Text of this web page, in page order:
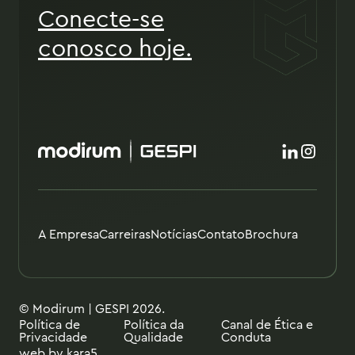
com fluxos de trabalho logísticos e
doutrinas operacionais das entidades
de defesa.
Conecte-se
conosco hoje.
A EmpresaCarreirasNotíciasContatoBrochura
© Modirum | GESPI 2026.
Política de
Privacidade
Política da
Qualidade
Canal de Ética e
Conduta